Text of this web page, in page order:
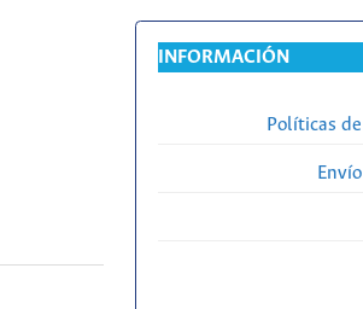
INFORMACIÓN
Políticas